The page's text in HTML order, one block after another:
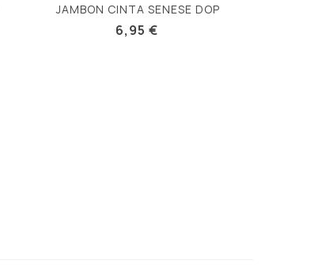
Vue rapide
JAMBON CINTA SENESE DOP
6,95 €